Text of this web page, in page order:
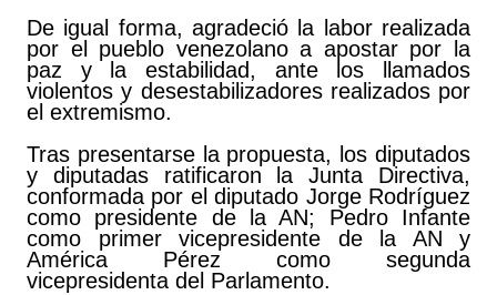
De igual forma, agradeció la labor realizada
por el pueblo venezolano a apostar por la
paz y la estabilidad, ante los llamados
violentos y desestabilizadores realizados por
el extremismo.
Tras presentarse la propuesta, los diputados
y diputadas ratificaron la Junta Directiva,
conformada por el diputado Jorge Rodríguez
como presidente de la AN; Pedro Infante
como primer vicepresidente de la AN y
América Pérez como segunda
vicepresidenta del Parlamento.